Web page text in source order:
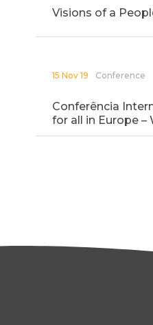
Visions of a
15 Nov 19 Conference
Conferência
for all in Europe –